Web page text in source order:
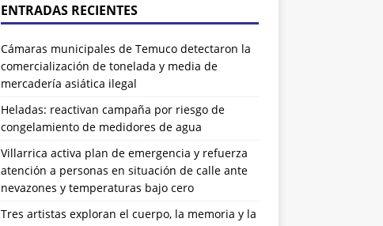
ENTRADAS RECIENTES
Cámaras municipales de Temuco detectaron la
comercialización de tonelada y media de
mercadería asiática ilegal
Heladas: reactivan campaña por riesgo de
congelamiento de medidores de agua
Villarrica activa plan de emergencia y refuerza
atención a personas en situación de calle ante
nevazones y temperaturas bajo cero
Tres artistas exploran el cuerpo, la memoria y la